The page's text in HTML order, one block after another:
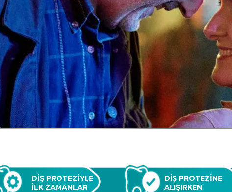
DİŞ PROTEZİYLE
İLK ZAMANLAR
DİŞ PROTEZİNE
ALIŞIRKEN